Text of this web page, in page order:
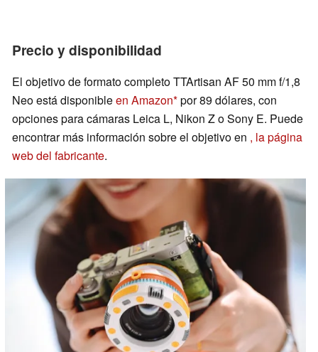
Precio y disponibilidad
El objetivo de formato completo TTArtisan AF 50 mm f/1,8
Neo está disponibleen Amazon por 89 dólares, con
opciones para cámaras Leica L, Nikon Z o Sony E. Puede
encontrar más información sobre el objetivo en , la página
web del fabricante.